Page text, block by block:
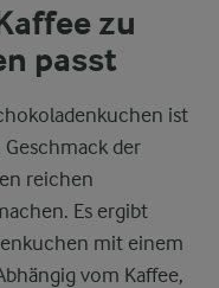
zu
passt
ist
der
reichen
Es ergibt
mit einem
vom Kaffee,